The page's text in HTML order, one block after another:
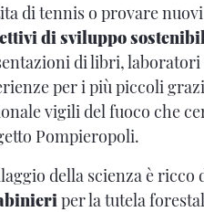
di tennis o provare
di sviluppo
di libri,
per i più piccoli
vigili del fuoco che
Pompieropoli.
della scienza è
per la tutela